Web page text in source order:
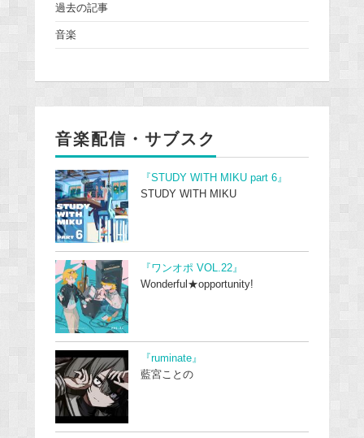
過去の記事
音楽
音楽配信・サブスク
『STUDY WITH MIKU part 6』
STUDY WITH MIKU
『ワンオポ VOL.22』
Wonderful★opportunity!
『ruminate』
藍宮ことの